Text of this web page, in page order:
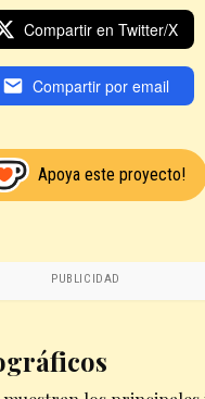
Compartir en Twitter/X
Compartir por email
Apoya este proyecto!
PUBLICIDAD